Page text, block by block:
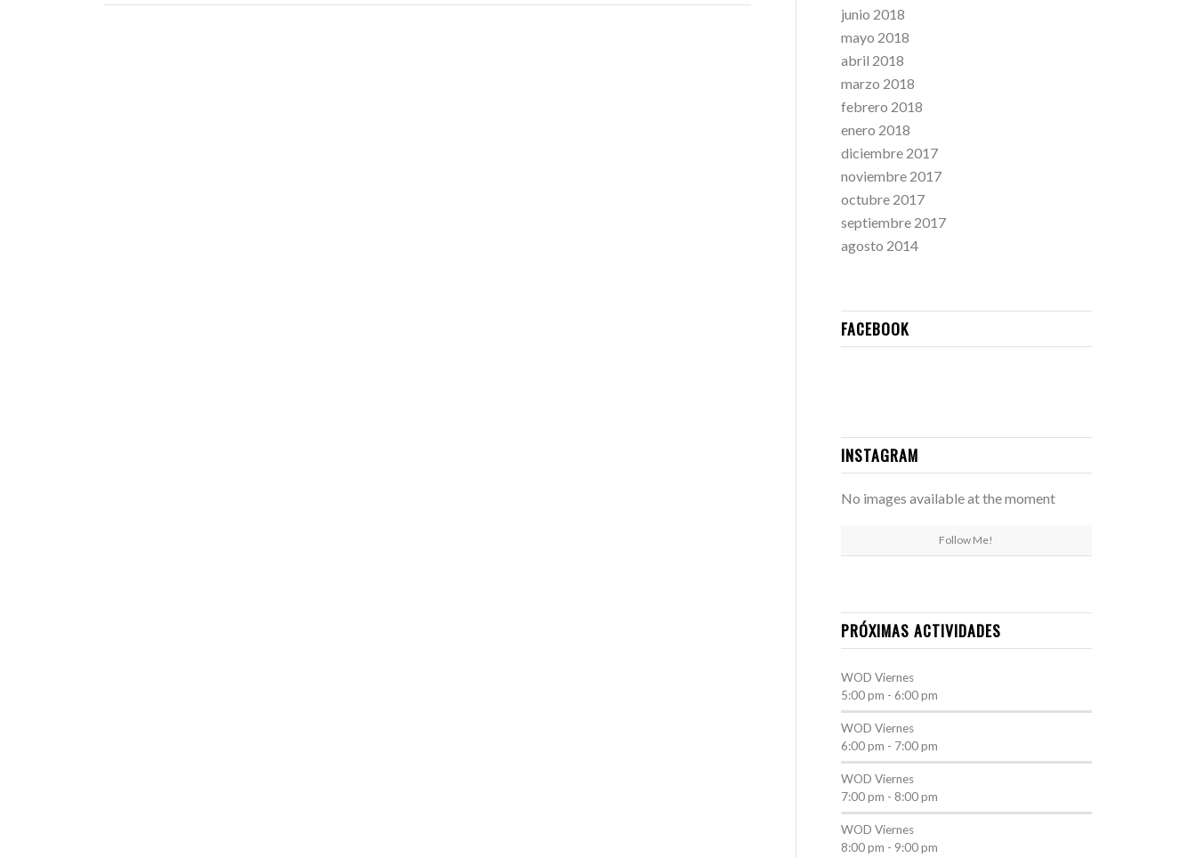
junio 2018
mayo 2018
abril 2018
marzo 2018
febrero 2018
enero 2018
diciembre 2017
noviembre 2017
octubre 2017
septiembre 2017
agosto 2014
FACEBOOK
INSTAGRAM
No images available at the moment
Follow Me!
PRÓXIMAS ACTIVIDADES
WOD Viernes
5:00 pm - 6:00 pm
WOD Viernes
6:00 pm - 7:00 pm
WOD Viernes
7:00 pm - 8:00 pm
WOD Viernes
8:00 pm - 9:00 pm